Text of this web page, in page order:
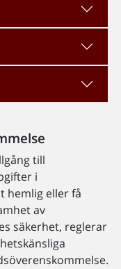
till
i
hemlig eller få
av
säkerhet, reglerar